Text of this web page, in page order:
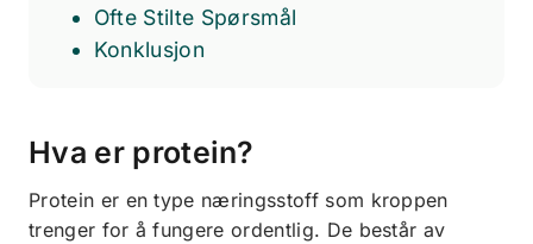
Ofte Stilte Spørsmål
Konklusjon
Hva er protein?
Protein er en type næringsstoff som kroppen
trenger for å fungere ordentlig. De består av